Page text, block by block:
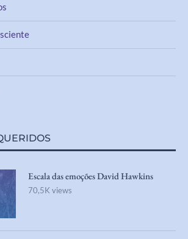
Escala das emoções David Hawkins
70,5K views